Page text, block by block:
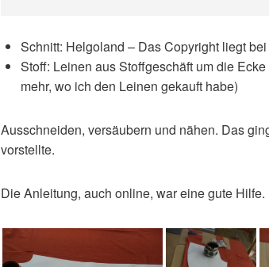
Schnitt: Helgoland – Das Copyright liegt
Stoff: Leinen aus Stoffgeschäft um die
mehr, wo ich den Leinen gekauft habe)
Ausschneiden, versäubern und nähen. Das
vorstellte.
Die Anleitung, auch online, war eine gute Hilfe.